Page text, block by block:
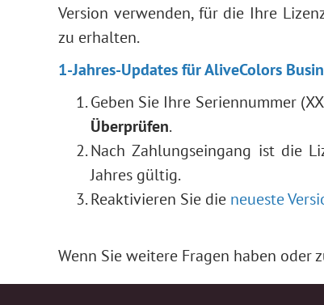
Version verwenden, für die Ihre
zu erhalten.
1-Jahres-Updates für AliveColors
Geben Sie Ihre Seriennummer
Überprüfen.
Nach Zahlungseingang ist die
Jahres gültig.
Reaktivieren Sie die neueste
Wenn Sie weitere Fragen haben